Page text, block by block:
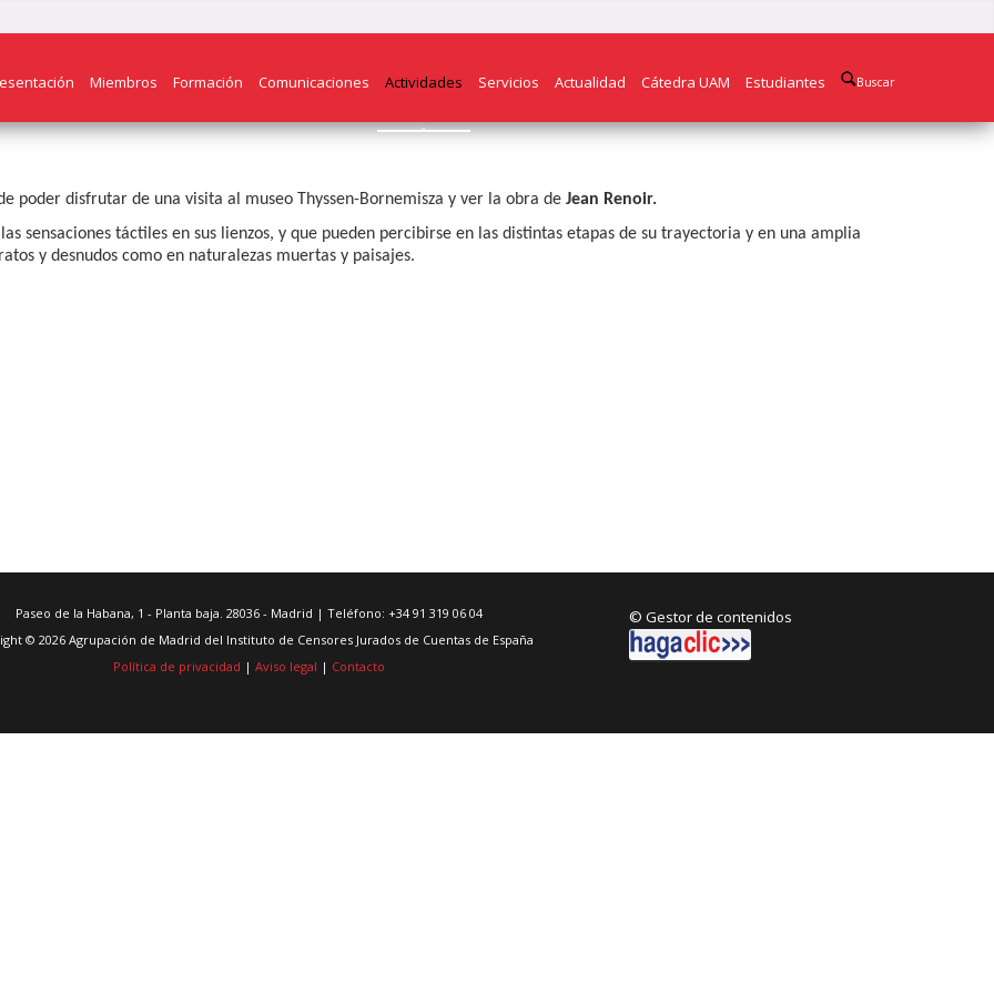
Miembros Formación Comunicaciones Actividades Servicios Actualidad Cátedra UAM Estudiantes Buscar
poder disfrutar de una visita al museo Thyssen-Bornemisza y ver la obra de Jean Renoir.
sensaciones táctiles en sus lienzos, y que pueden percibirse en las distintas etapas de su trayectoria y en una amplia
y desnudos como en naturalezas muertas y paisajes.
Paseo de la Habana, 1 - Planta baja. 28036 - Madrid | Teléfono: +34 91 319 06 04
© 2026 Agrupación de Madrid del Instituto de Censores Jurados de Cuentas de España
Política de privacidad | Aviso legal | Contacto
© Gestor de contenidos